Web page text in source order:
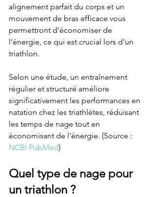
alignement parfait du corps et un
mouvement de bras efficace vous
permettront d’économiser de
l’énergie, ce qui est crucial lors d’un
triathlon.
Selon une étude, un entraînement
régulier et structuré améliore
significativement les performances en
natation chez les triathlètes, réduisant
les temps de nage tout en
économisant de l'énergie. (Source :
NCBI PubMed)
Quel type de nage pour
un triathlon ?